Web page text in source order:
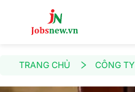
TRANG CHỦ CÔNG TY